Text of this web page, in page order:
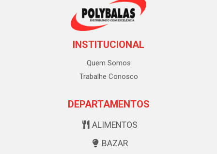
INSTITUCIONAL
Quem Somos
Trabalhe Conosco
DEPARTAMENTOS
ALIMENTOS
BAZAR